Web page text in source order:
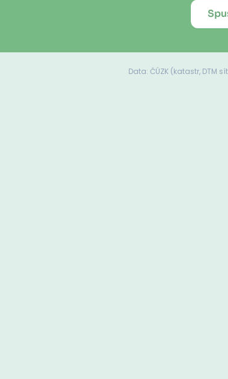
Data: ČÚZK (katastr, DTM